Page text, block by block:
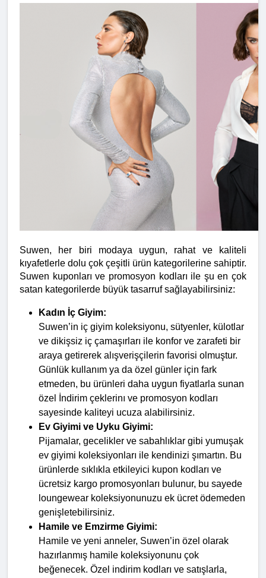
Suwen, her biri modaya uygun, rahat ve kaliteli
kıyafetlerle dolu çok çeşitli ürün kategorilerine sahiptir.
Suwen kuponları ve promosyon kodları ile şu en çok
satan kategorilerde büyük tasarruf sağlayabilirsiniz:
Kadın İç Giyim:
Suwen’in iç giyim koleksiyonu, sütyenler, külotlar
ve dikişsiz iç çamaşırları ile konfor ve zarafeti bir
araya getirerek alışverişçilerin favorisi olmuştur.
Günlük kullanım ya da özel günler için fark
etmeden, bu ürünleri daha uygun fiyatlarla sunan
özel İndirim çeklerinı ve promosyon kodları
sayesinde kaliteyi ucuza alabilirsiniz.
Ev Giyimi ve Uyku Giyimi:
Pijamalar, gecelikler ve sabahlıklar gibi yumuşak
ev giyimi koleksiyonları ile kendinizi şımartın. Bu
ürünlerde sıklıkla etkileyici kupon kodları ve
ücretsiz kargo promosyonları bulunur, bu sayede
loungewear koleksiyonunuzu ek ücret ödemeden
genişletebilirsiniz.
Hamile ve Emzirme Giyimi:
Hamile ve yeni anneler, Suwen’in özel olarak
hazırlanmış hamile koleksiyonunu çok
beğenecek. Özel indirim kodları ve satışlarla,